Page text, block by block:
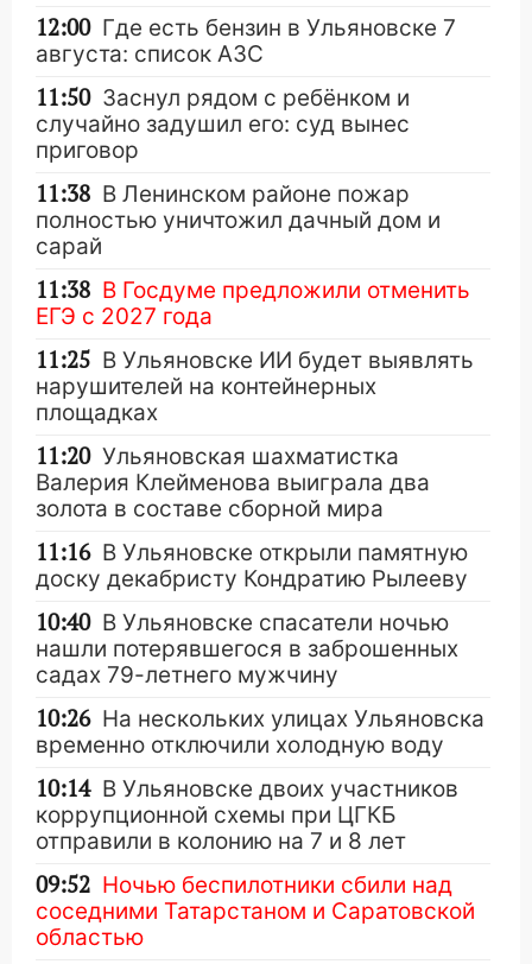
12:00 Где есть бензин в Ульяновске 7
августа: список АЗС
11:50 Заснул рядом с ребёнком и
случайно задушил его: суд вынес
приговор
11:38 В Ленинском районе пожар
полностью уничтожил дачный дом и
сарай
11:38 В Госдуме предложили отменить
ЕГЭ с 2027 года
11:25 В Ульяновске ИИ будет выявлять
нарушителей на контейнерных
площадках
11:20 Ульяновская шахматистка
Валерия Клейменова выиграла два
золота в составе сборной мира
11:16 В Ульяновске открыли памятную
доску декабристу Кондратию Рылееву
10:40 В Ульяновске спасатели ночью
нашли потерявшегося в заброшенных
садах 79-летнего мужчину
10:26 На нескольких улицах Ульяновска
временно отключили холодную воду
10:14 В Ульяновске двоих участников
коррупционной схемы при ЦГКБ
отправили в колонию на 7 и 8 лет
09:52 Ночью беспилотники сбили над
соседними Татарстаном и Саратовской
областью